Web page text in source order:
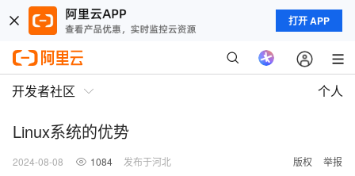
打开 APP
开发者社区 个人
Linux系统的优势
2024-08-08 1084 发布于河北 版权 举报